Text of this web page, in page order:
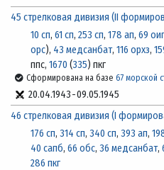
45 стрелковая дивизия (II
10 сп, 61 сп, 253 сп, 178 ап, 69
орс), 43 медсанбат, 116 орхз,
ппс, 1670 (335) пкг
Сформирована на базе67 морской
20.04.1943-09.05.1945
46 стрелковая дивизия (I
176 сп, 314 сп, 340 сп, 393 ап,
40 сапб, 66 обс, 36 медсанбат,
286 пкг